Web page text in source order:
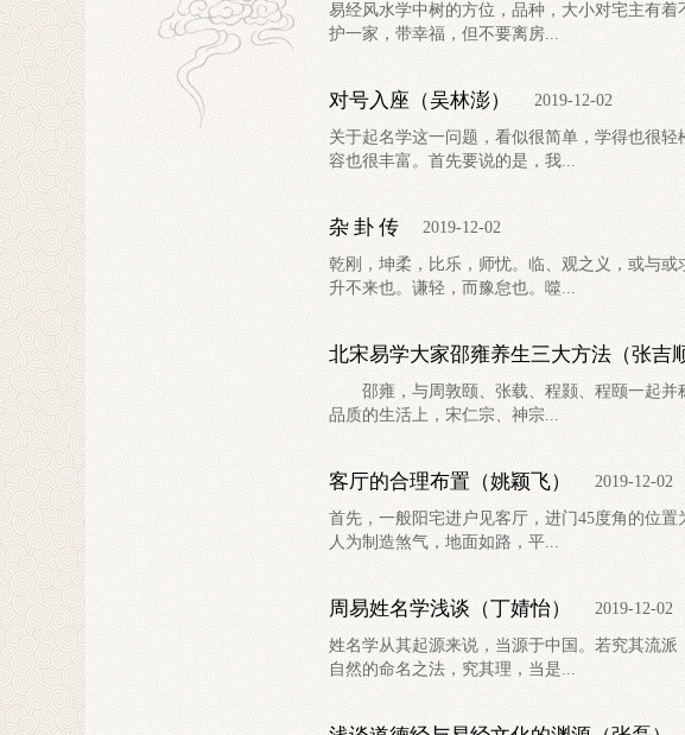
易经风水学中树的方位，品种，大小对宅主有
护一家，带幸福，但不要离房...
对号入座（吴林澎） 2019-12-02
关于起名学这一问题，看似很简单，学得也很
容也很丰富。首先要说的是，我...
杂 卦 传 2019-12-02
乾刚，坤柔，比乐，师忧。临、观之义，或与
升不来也。谦轻，而豫怠也。噬...
北宋易学大家邵雍养生三大方法（张吉
邵雍，与周敦颐、张载、程颢、程颐一起并
品质的生活上，宋仁宗、神宗...
客厅的合理布置（姚颖飞） 2019-12-02
首先，一般阳宅进户见客厅，进门45度角的位
人为制造煞气，地面如路，平...
周易姓名学浅谈（丁婧怡） 2019-12-02
姓名学从其起源来说，当源于中国。若究其流
自然的命名之法，究其理，当是...